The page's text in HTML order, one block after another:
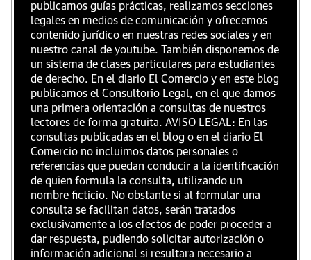
publicamos guías prácticas, realizamos secciones
legales en medios de comunicación y ofrecemos
contenido jurídico en nuestras redes sociales y en
nuestro canal de youtube. También disponemos de
un sistema de clases particulares para estudiantes
de derecho. En el diario El Comercio y en este blog
publicamos el Consultorio Legal, en el que damos
una primera orientación a consultas de nuestros
lectores de forma gratuita. AVISO LEGAL: En las
consultas publicadas en el blog o en el diario El
Comercio no incluimos datos personales o
referencias que puedan conducir a la identificación
de quien formula la consulta, utilizando un
nombre ficticio. No obstante si al formular una
consulta se facilitan datos, serán tratados
exclusivamente a los efectos de poder proceder a
dar respuesta, pudiendo solicitar autorización o
información adicional si resultara necesario a